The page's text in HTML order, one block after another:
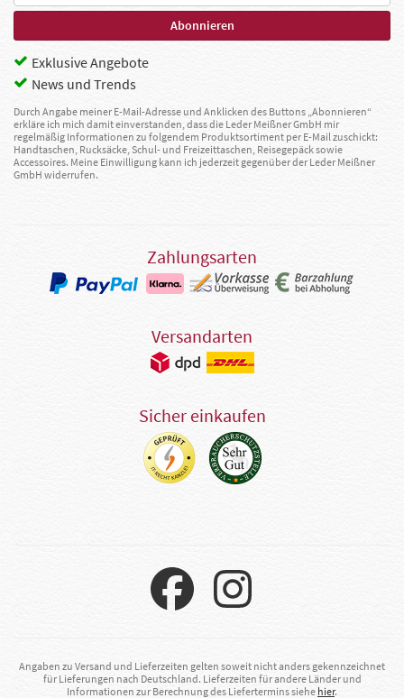
Exklusive Angebote
News und Trends
Durch Angabe meiner E-Mail-Adresse und Anklicken des Buttons „Abonnieren“
erkläre ich mich damit einverstanden, dass die Leder Meißner GmbH mir
regelmäßig Informationen zu folgendem Produktsortiment per E-Mail zuschickt:
Handtaschen, Rucksäcke, Schul- und Freizeittaschen, Reisegepäck sowie
Accessoires. Meine Einwilligung kann ich jederzeit gegenüber der Leder Meißner
GmbH widerrufen.
Zahlungsarten
Versandarten
Sicher einkaufen
Angaben zu Versand und Lieferzeiten gelten soweit nicht anders gekennzeichnet
für Lieferungen nach Deutschland. Lieferzeiten für andere Länder und
Informationen zur Berechnung des Liefertermins siehe hier.